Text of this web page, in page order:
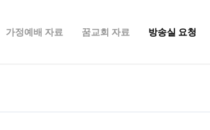
가정예배 자료 꿈교회 자료 방송실 요청